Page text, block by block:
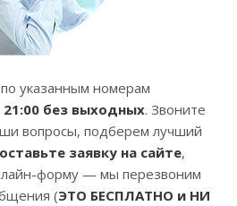
указанным номерам
21:00 без выходных. Звоните
вопросы, подберем лучший
оставьте заявку на сайте,
форму — мы перезвоним
(ЭТО БЕСПЛАТНО и НИ